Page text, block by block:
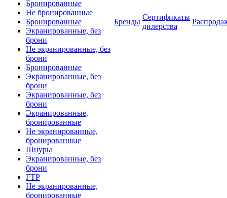
Бронированные
Не бронированные
Бронированные
Экранированные, без
брони
Не экранированные, без
брони
Бронированные
Экранированные, без
брони
Экранированные, без
брони
Экранированные,
бронированные
Не экранированные,
бронированные
Шнуры
Экранированные, без
брони
FTP
Не экранированные,
бронированные
Бренды
Сертификаты
дилерства